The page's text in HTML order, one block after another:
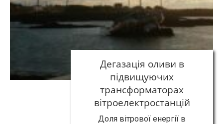
Дегазація оливи в
підвищуючих
трансформаторах
вітроелектростанцій
Доля вітрової енергії в